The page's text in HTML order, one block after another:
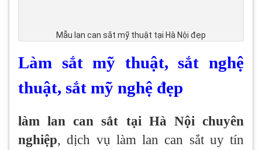
Mẫu lan can sắt mỹ thuật tại Hà Nội đẹp
Làm sắt mỹ thuật, sắt nghệ
thuật, sắt mỹ nghệ đẹp
làm lan can sắt tại Hà Nội chuyên
nghiệp, dịch vụ làm lan can sắt uy tín